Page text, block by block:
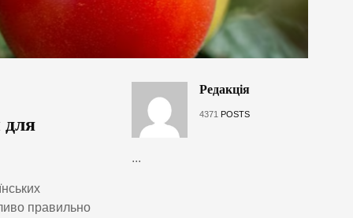
для
правильно
Редакція
4371 POSTS
...